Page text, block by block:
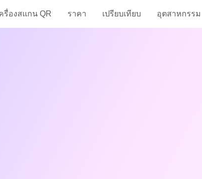
รื่องสแกน QR ราคา เปรียบเทียบ อุตสาหกรรม